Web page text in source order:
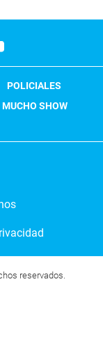
POLICIALES
MUCHO SHOW
reservados.